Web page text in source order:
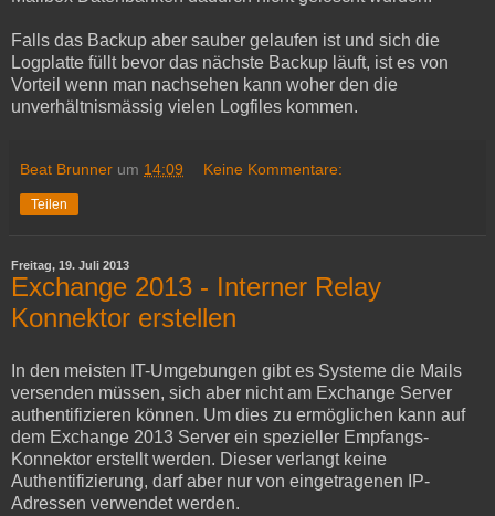
Falls das Backup aber sauber gelaufen ist und sich die
Logplatte füllt bevor das nächste Backup läuft, ist es von
Vorteil wenn man nachsehen kann woher den die
unverhältnismässig vielen Logfiles kommen.
Beat Brunner um 14:09 Keine Kommentare:
Teilen
Freitag, 19. Juli 2013
Exchange 2013 - Interner Relay
Konnektor erstellen
In den meisten IT-Umgebungen gibt es Systeme die Mails
versenden müssen, sich aber nicht am Exchange Server
authentifizieren können. Um dies zu ermöglichen kann auf
dem Exchange 2013 Server ein spezieller Empfangs-
Konnektor erstellt werden. Dieser verlangt keine
Authentifizierung, darf aber nur von eingetragenen IP-
Adressen verwendet werden.